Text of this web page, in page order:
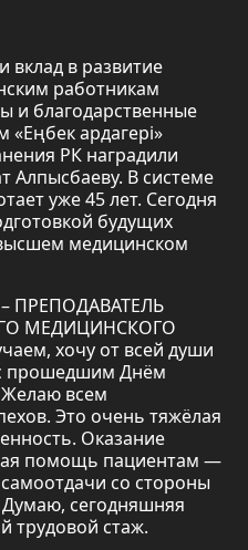
вклад в развитие
работникам
и благодарственные
ардагері»
РК наградили
Алпысбаеву. В системе
уже 45 лет. Сегодня
будущих
медицинском
ПРЕПОДАВАТЕЛЬ
МЕДИЦИНСКОГО
хочу от всей души
прошедшим Днём
Желаю всем
Это очень тяжёлая
Оказание
помощь пациентам —
со стороны
сегодняшняя
трудовой стаж.